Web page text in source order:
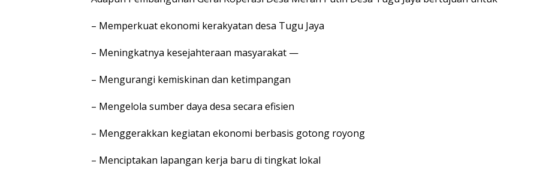
– Memperkuat ekonomi kerakyatan desa Tugu Jaya
– Meningkatnya kesejahteraan masyarakat —
– Mengurangi kemiskinan dan ketimpangan
– Mengelola sumber daya desa secara efisien
– Menggerakkan kegiatan ekonomi berbasis gotong royong
– Menciptakan lapangan kerja baru di tingkat lokal